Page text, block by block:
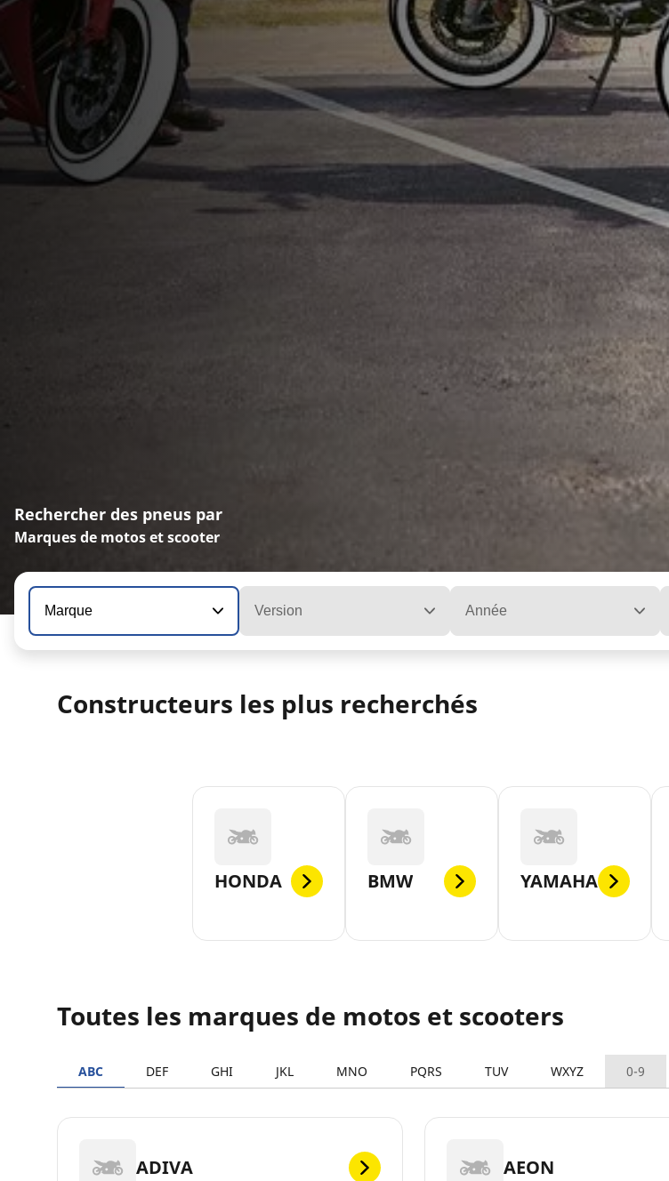
Rechercher des pneus par
Marques de motos et scooter
Marque Version Année
Constructeurs les plus recherchés
HONDA BMW YAMAHA
Toutes les marques de motos et scooters
ABC DEF GHI JKL MNO PQRS TUV WXYZ 0-9
ADIVA AEON